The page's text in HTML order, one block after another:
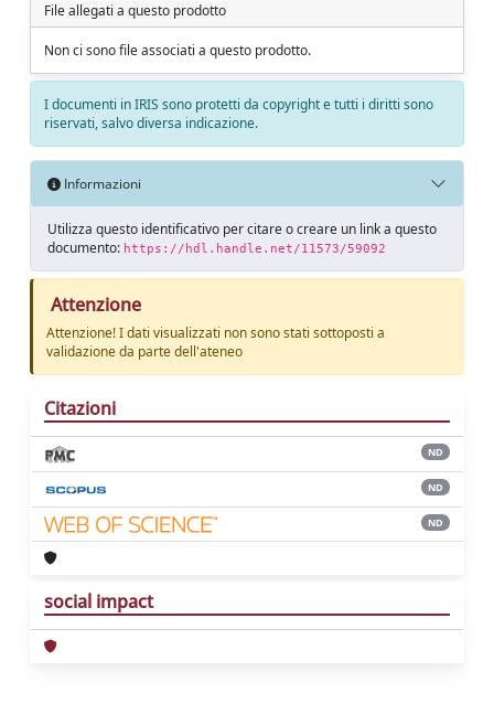
File allegati a questo prodotto
Non ci sono file associati a questo prodotto.
I documenti in IRIS sono protetti da copyright e tutti i diritti sono
riservati, salvo diversa indicazione.
Informazioni
Utilizza questo identificativo per citare o creare un link a questo
documento: https://hdl.handle.net/11573/59092
Attenzione
Attenzione! I dati visualizzati non sono stati sottoposti a
validazione da parte dell'ateneo
Citazioni
ND
ND
ND
social impact